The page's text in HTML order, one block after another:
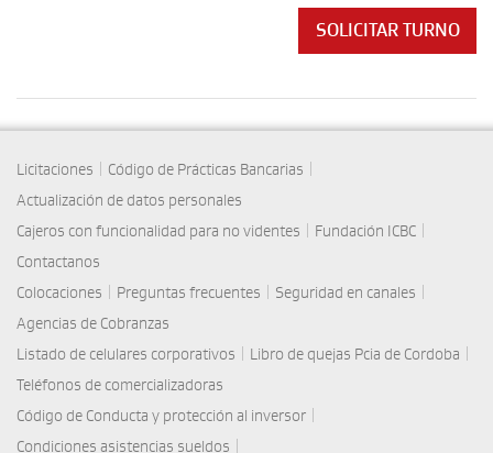
SOLICITAR TURNO
Licitaciones Código de Prácticas Bancarias
Actualización de datos personales
Cajeros con funcionalidad para no videntes
Fundación ICBC
Contactanos
Colocaciones
Preguntas frecuentes Seguridad en canales
Agencias de Cobranzas
Listado de celulares corporativos
Libro de quejas Pcia de Cordoba
Teléfonos de comercializadoras
Código de Conducta y protección al inversor
Condiciones asistencias sueldos